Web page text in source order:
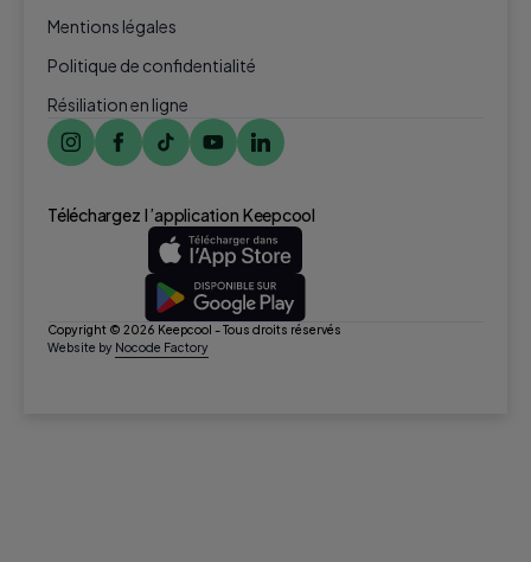
Mentions légales
Politique de confidentialité
Résiliation en ligne
Téléchargez l ’application Keepcool
Copyright © 2026 Keepcool - Tous droits réservés
Website by Nocode Factory